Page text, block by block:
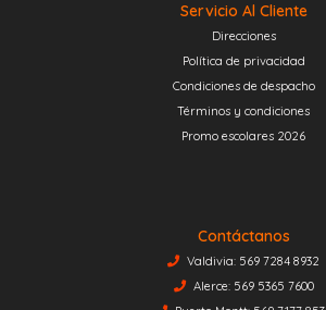
Servicio Al Cliente
Direcciones
Política de privacidad
Condiciones de despacho
Términos y condiciones
Promo escolares 2026
Contáctanos
Valdivia: 569 7284 8932
Alerce: 569 5365 7600